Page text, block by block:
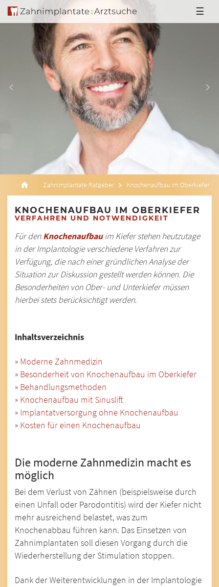
☰
Zahnimplantate Ratgeber Knochenaufbau im Oberkiefer
KNOCHENAUFBAU IM OBERKIEFER
VERFAHREN UND NOTWENDIGKEIT
Für denKnochenaufbauim Kiefer stehen heutzutage
in der Implantologie verschiedene Verfahren zur
Verfügung, die nach einer gründlichen Analyse der
Situation zur Diskussion gestellt werden können. Die
Besonderheiten von Ober- und Unterkiefer müssen
hierbei stets berücksichtigt werden.
Inhaltsverzeichnis
» Moderne Zahnmedizin
» Besonderheit von Knochenaufbau im Oberkiefer
» Behandlungsmethoden
» Knochenaufbau mit Sinuslift
» Implantatversorgung ohne Knochenaufbau
» Kosten für einen Knochenaufbau
Die moderne Zahnmedizin macht es
möglich
Bei dem Verlust von Zähnen (beispielsweise durch
einen Unfall oder Parodontitis) wird der Kiefer nicht
mehr ausreichend belastet, was zum
Knochenabbau führen kann. Das Einsetzen von
Zahnimplantaten soll diesen Vorgang durch die
Wiederherstellung der Stimulation stoppen.
Dank der Weiterentwicklungen in der Implantologie